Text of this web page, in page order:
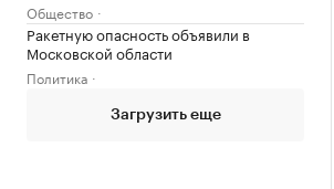
Общество
Ракетную опасность объявили в
Московской области
Политика
Загрузить еще